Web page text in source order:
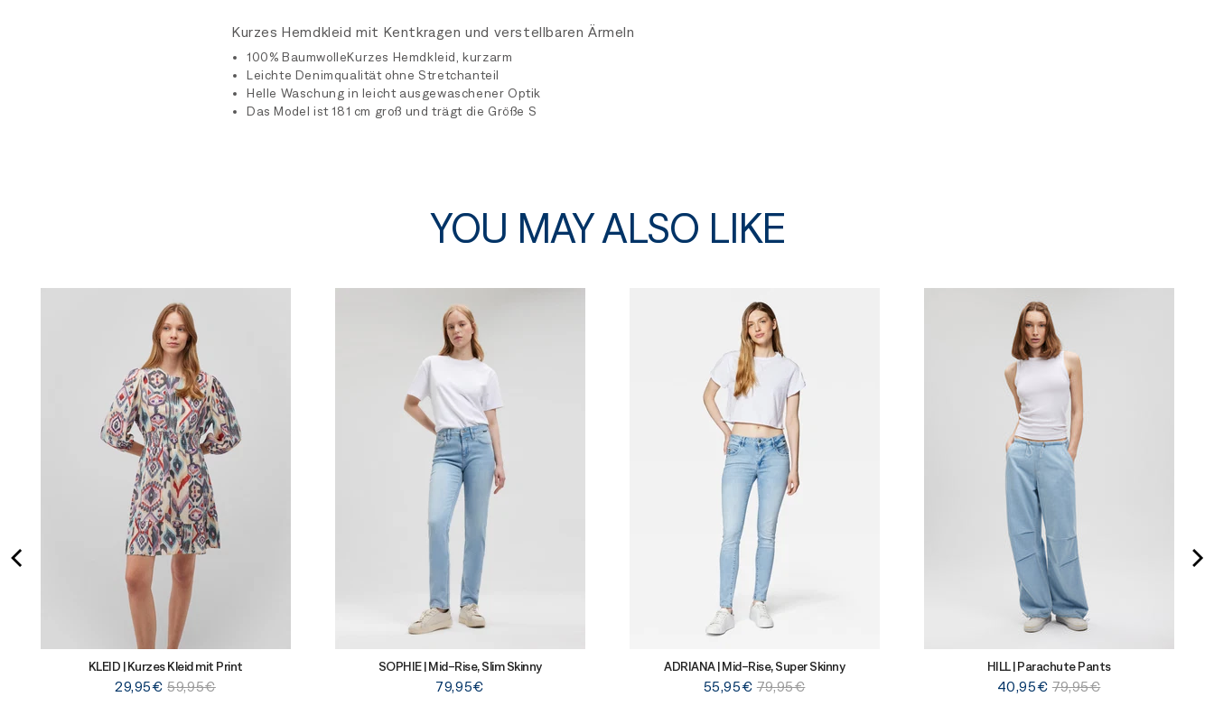
Kurzes Hemdkleid mit Kentkragen und verstellbaren Ärmeln
100% BaumwolleKurzes Hemdkleid, kurzarm
Leichte Denimqualität ohne Stretchanteil
Helle Waschung in leicht ausgewaschener Optik
Das Model ist 181 cm groß und trägt die Größe S
YOU MAY ALSO LIKE
KLEID | Kurzes Kleid mit Print
Sale
29,95€ Original
59,95€
SOPHIE | Mid-Rise, Slim Skinny
Price
79,95€
ADRIANA | Mid-Rise, Super Skinny
Sale
55,95€ Original
79,95€
HILL | Parachute Pants
Sale
40,95€ Original
79,95€